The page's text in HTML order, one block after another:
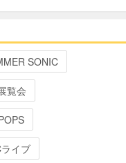
SONIC
覧会
イブ